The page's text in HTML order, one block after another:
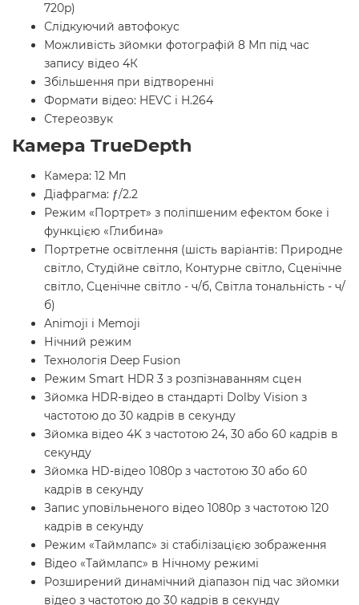
720p)
Слідкуючий автофокус
Можливість зйомки фотографій 8 Мп під час
запису відео 4К
Збільшення при відтворенні
Формати відео: HEVC і H.264
Стереозвук
Камера TrueDepth
Камера: 12 Мп
Діафрагма: ƒ/2.2
Режим «Портрет» з поліпшеним ефектом боке і
функцією «Глибина»
Портретне освітлення (шість варіантів: Природне
світло, Студійне світло, Контурне світло, Сценічне
світло, Сценічне світло - ч/б, Світла тональність - ч/
б)
Animoji і Memoji
Нічний режим
Технологія Deep Fusion
Режим Smart HDR 3 з розпізнаванням сцен
Зйомка HDR-відео в стандарті Dolby Vision з
частотою до 30 кадрів в секунду
Зйомка відео 4K з частотою 24, 30 або 60 кадрів в
секунду
Зйомка HD-відео 1080p з частотою 30 або 60
кадрів в секунду
Запис уповільненого відео 1080р з частотою 120
кадрів в секунду
Режим «Таймлапс» зі стабілізацією зображення
Відео «Таймлапс» в Нічному режимі
Розширений динамічний діапазон під час зйомки
відео з частотою до 30 кадрів в секунду